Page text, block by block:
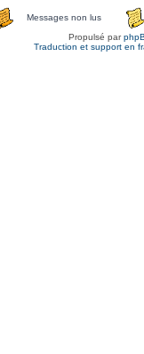
Messages non lus
Propulsé par
Traduction et support en